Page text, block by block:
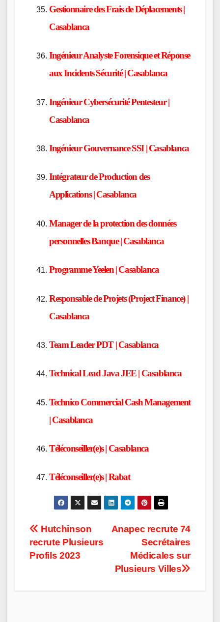
Gestionnaire des Frais de Déplacements |
Casablanca
Ingénieur Analyste Forensique et Réponse
aux Incidents Sécurité | Casablanca
Ingénieur Cybersécurité Pentesteur |
Casablanca
Ingénieur Gouvernance SSI | Casablanca
Intégrateur de Production des
Applications | Casablanca
Manager de la protection des données
personnelles Banque | Casablanca
Programme Yeelen | Casablanca
Responsable de Projets (Project Finance) |
Casablanca
Team Leader PDT | Casablanca
Technical Lead Java JEE | Casablanca
Technico Commercial Cash Management
| Casablanca
Téléconseiller(e)s | Casablanca
Téléconseiller(e)s | Rabat
Post
navigation
Anapec recrute 74
Secrétaires
Médicales sur
Plusieurs Villes
Hutchinson
recrute Plusieurs
Profils 2023